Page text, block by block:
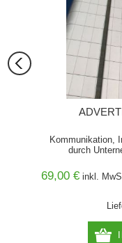
Kommunikation,
durch
69,00 € inkl.